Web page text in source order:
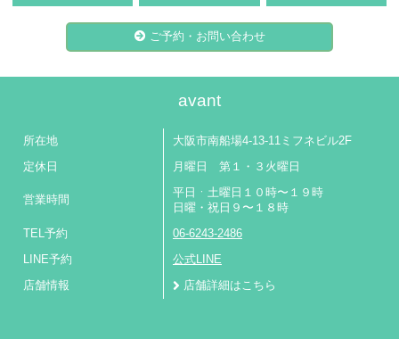
ご予約・お問い合わせ
avant
所在地 大阪市南船場4-13-11ミフネビル2F
定休日 月曜日 第１・３火曜日
営業時間
平日ㆍ土曜日１０時〜１９時
日曜・祝日９〜１８時
TEL予約 06-6243-2486
LINE予約 公式LINE
店舗情報 店舗詳細はこちら